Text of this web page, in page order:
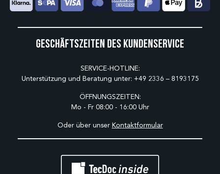
Geschäftszeiten des Kundenservice
SERVICE-HOTLINE:
Unterstützung und Beratung unter: +49 2336 – 8193175
ÖFFNUNGSZEITEN:
Mo - Fr 08:00 - 16:00 Uhr
Oder über unser Kontaktformular